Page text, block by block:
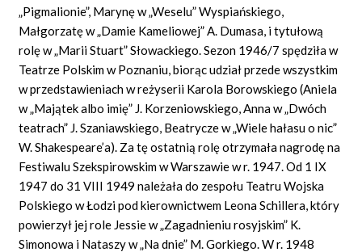
„Pigmalionie”, Marynę w „Weselu” Wyspiańskiego,
Małgorzatę w „Damie Kameliowej” A. Dumasa, i tytułową
rolę w „Marii Stuart” Słowackiego. Sezon 1946/7 spędziła w
Teatrze Polskim w Poznaniu, biorąc udział przede wszystkim
w przedstawieniach w reżyserii Karola Borowskiego (Aniela
w „Majątek albo imię” J. Korzeniowskiego, Anna w „Dwóch
teatrach” J. Szaniawskiego, Beatrycze w „Wiele hałasu o nic”
W.Shakespeare’a). Za tę ostatnią rolę otrzymała nagrodę na
Festiwalu Szekspirowskim w Warszawie w r. 1947. Od 1 IX
1947 do 31 VIII 1949 należała do zespołu Teatru Wojska
Polskiego w Łodzi pod kierownictwem Leona Schillera, który
powierzył jej role Jessie w „Zagadnieniu rosyjskim” K.
Simonowa i Nataszy w „Na dnie” M. Gorkiego. W r. 1948